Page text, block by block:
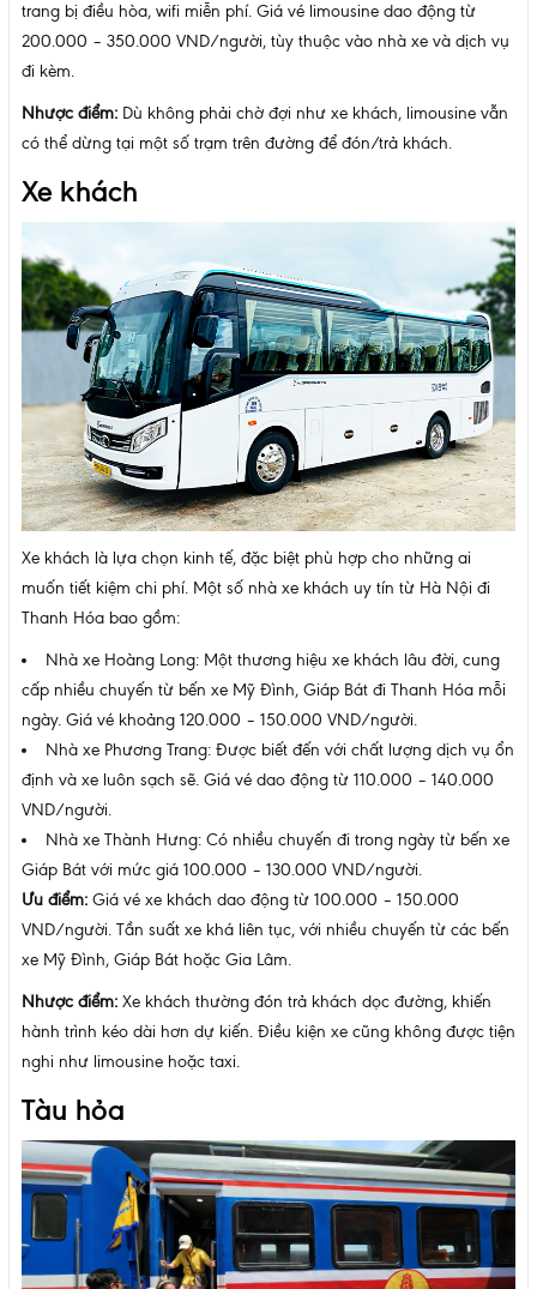
trang bị điều hòa, wifi miễn phí. Giá vé limousine dao động từ
200.000 – 350.000 VND/người, tùy thuộc vào nhà xe và dịch vụ
đi kèm.
Nhược điểm: Dù không phải chờ đợi như xe khách, limousine vẫn
có thể dừng tại một số trạm trên đường để đón/trả khách.
Xe khách
Xe khách là lựa chọn kinh tế, đặc biệt phù hợp cho những ai
muốn tiết kiệm chi phí. Một số nhà xe khách uy tín từ Hà Nội đi
Thanh Hóa bao gồm:
Nhà xe Hoàng Long: Một thương hiệu xe khách lâu đời, cung
cấp nhiều chuyến từ bến xe Mỹ Đình, Giáp Bát đi Thanh Hóa mỗi
ngày. Giá vé khoảng 120.000 – 150.000 VND/người.
Nhà xe Phương Trang: Được biết đến với chất lượng dịch vụ ổn
định và xe luôn sạch sẽ. Giá vé dao động từ 110.000 – 140.000
VND/người.
Nhà xe Thành Hưng: Có nhiều chuyến đi trong ngày từ bến xe
Giáp Bát với mức giá 100.000 – 130.000 VND/người.
Ưu điểm: Giá vé xe khách dao động từ 100.000 – 150.000
VND/người. Tần suất xe khá liên tục, với nhiều chuyến từ các bến
xe Mỹ Đình, Giáp Bát hoặc Gia Lâm.
Nhược điểm: Xe khách thường đón trả khách dọc đường, khiến
hành trình kéo dài hơn dự kiến. Điều kiện xe cũng không được tiện
nghi như limousine hoặc taxi.
Tàu hỏa